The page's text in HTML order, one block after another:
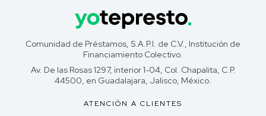
Comunidad de Préstamos, S.A.P.I. de C.V., Institución de
Financiamiento Colectivo.
Av. De las Rosas 1297, interior 1-04, Col. Chapalita, C.P.
44500, en Guadalajara, Jalisco, México.
ATENCIÓN A CLIENTES